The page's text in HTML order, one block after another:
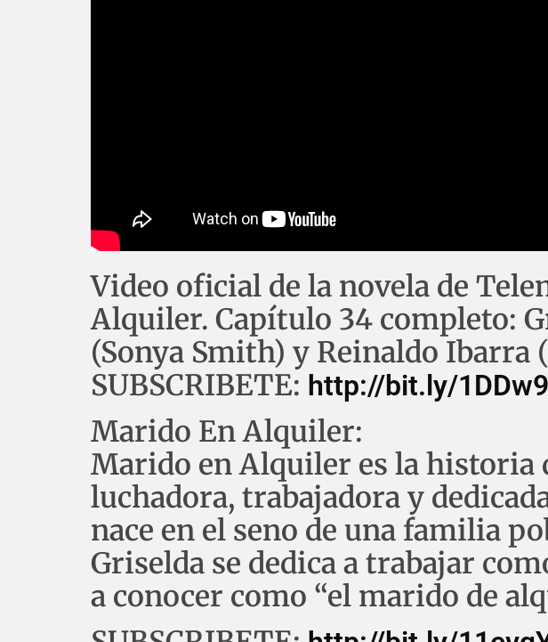
Video oficial de la novela de
Alquiler. Capítulo 34 completo:
(Sonya Smith) y Reinaldo Ibarra
SUBSCRIBETE: http://bit.ly/
Marido En Alquiler:
Marido en Alquiler es la historia
luchadora, trabajadora y
nace en el seno de una familia
Griselda se dedica a trabajar
a conocer como “el marido de